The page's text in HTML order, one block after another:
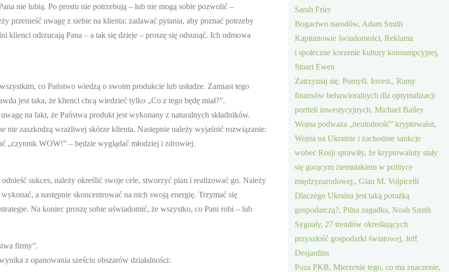
nie lubią. Po prostu nie potrzebują – lub nie mogą sobie pozwolić –
przenieść uwagę z siebie na klienta; zadawać pytania, aby poznać potrzeby
klienci odrzucają Pana – a tak się dzieje – proszę się odsunąć. Ich odmowa
co Państwo wiedzą o swoim produkcie lub usłudze. Zamiast tego
jest taka, że klienci chcą wiedzieć tylko „Co z tego będę miał?”.
na fakt, że Państwa produkt jest wykonany z naturalnych składników.
nie zaszkodzą wrażliwej skórze klienta. Następnie należy wyjaśnić rozwiązanie:
„czynnik WOW!” – będzie wyglądać młodziej i zdrowiej.
sukces, należy określić swoje cele, stworzyć plan i realizować go. Należy
a następnie skoncentrować na nich swoją energię. Trzymać się
Na koniec proszę sobie uświadomić, że wszystko, co Pani robi – lub
firmy”.
z opanowania sześciu obszarów działalności:
Sarah Frier
Bogactwo narodów, Adam Smith
Kapitanowie świadomości, Reklama
i społeczne korzenie kultury konsumpcyjnej,
Stuart Ewen
Zatrzymaj się. Pomyśl. Invest., Ramy
finansów behawioralnych dla optymalizacji
portfeli inwestycyjnych, Michael Bailey
Wojna podważa „neutralność” kryptowalut,
Wojna na Ukrainie i zachodnie sankcje
wobec Rosji sprawiły, że kryptowaluty stały
się gorącym ziemniakiem w polityce
międzynarodowej., Gian M. Volpicelli
Dlaczego Ukraina jest taką porażką
gospodarczą?, Pilna zagadka, Noah Smith
Sygnały, 27 trendów określających
przyszłość gospodarki światowej, Jeff
Desjardins
Poza PKB, Mierzenie tego, co ma znaczenie,